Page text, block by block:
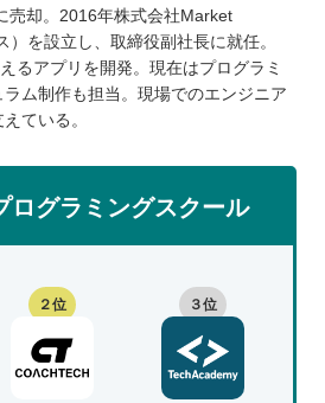
売却。2016年株式会社Market
）を設立し、取締役副社長に就任。
るアプリを開発。現在はプログラミ
ム制作も担当。現場でのエンジニア
ている。
ログラミングスクール
２位 ３位